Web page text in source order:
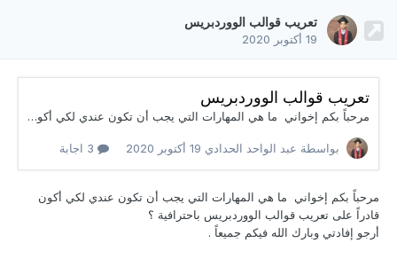
تعريب قوالب الووردبريس
19 أكتوبر 2020
تعريب قوالب الووردبريس
مرحباً بكم إخواني ما هي المهارات التي يجب أن تكون عندي لكي أكون قادراً على تعريب قوالب الووردبريس باحترافية ؟ أرجو إفادتي وبارك الله فيكم جميعاً .
بواسطة عبد الواحد الحدادي 19 أكتوبر 2020
مرحباً بكم إخواني ما هي المهارات التي يجب أن تكون عندي لكي أكون
قادراً على تعريب قوالب الووردبريس باحترافية ؟
أرجو إفادتي وبارك الله فيكم جميعاً .